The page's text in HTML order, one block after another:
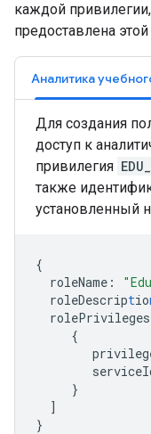
каждой
предоставлена
Для создания
доступ к
привилегия
также
установленный
{
roleName :
roleDescriptio
rolePrivileges
{
}
]
}